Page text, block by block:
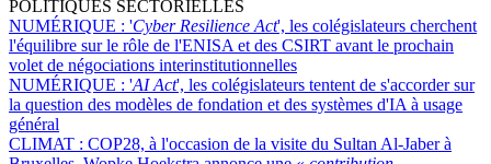
POLITIQUES SECTORIELLES
NUMÉRIQUE : 'Cyber Resilience Act', les colégislateurs cherchent
l'équilibre sur le rôle de l'ENISA et des CSIRT avant le prochain
volet de négociations interinstitutionnelles
NUMÉRIQUE : 'AI Act', les colégislateurs tentent de s'accorder sur
la question des modèles de fondation et des systèmes d'IA à usage
général
CLIMAT : COP28, à l'occasion de la visite du Sultan Al-Jaber à